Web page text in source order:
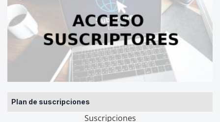
Plan de suscripciones
Suscripciones